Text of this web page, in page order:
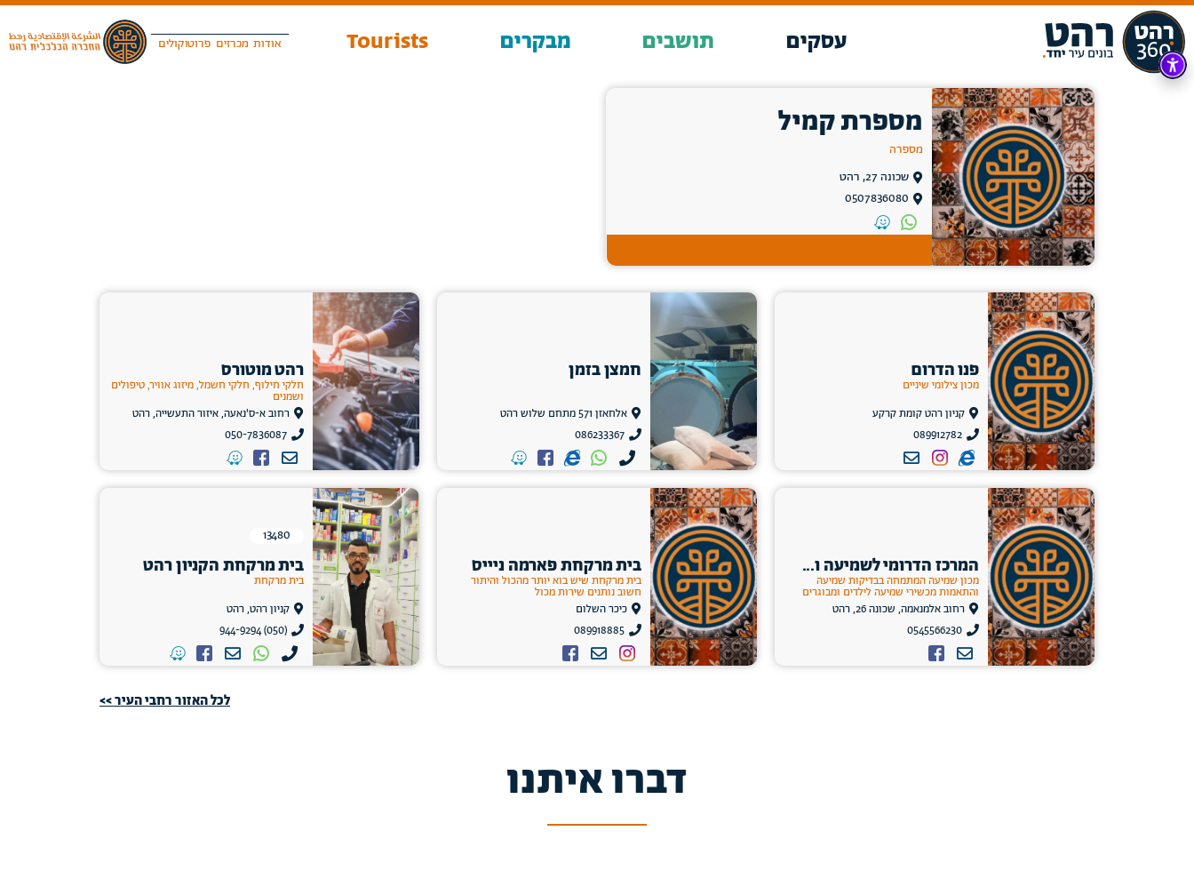
עסקים תושבים מבקרים Tourists אודות מכרזים פרוטוקולים
מספרת קמיל
מספרה
שכונה 27, רהט
0507836080
פנו הדרום
מכון צילומי שיניים
קניון רהט קומת קרקע
089912782
חמצן בזמן
אלחאזן 571 מתחם שלוש רהט
086233367
רהט מוטורס
חלקי חילוף, חלקי חשמל, מיזוג אוויר, טיפולים
ושמנים
רחוב א-ס'נאעה, איזור התעשייה, רהט
050-7836087
המרכז הדרומי לשמיעה ו...
מכון שמיעה המתמחה בבדיקות שמיעה
והתאמות מכשירי שמיעה לילדים ומבוגרים
רחוב אלמנאמה, שכונה 26, רהט
0545566230
בית מרקחת פארמה ניייס
בית מרקחת שיש בוא יותר מהכול והיתור
חשוב נותנים שירות מכול
כיכר השלום
089918885
13480
בית מרקחת הקניון רהט
בית מרקחת
קניון רהט, רהט
(050) 944-9294
לכל האזור רחבי העיר >>
דברו איתנו